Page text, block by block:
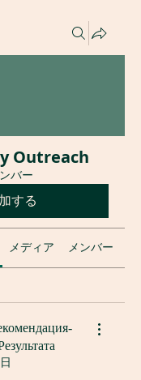
Outreach
バー
する
メディア メンバー